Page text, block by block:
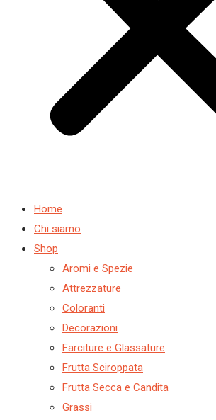
Home
Chi siamo
Shop
Aromi e Spezie
Attrezzature
Coloranti
Decorazioni
Farciture e Glassature
Frutta Sciroppata
Frutta Secca e Candita
Grassi